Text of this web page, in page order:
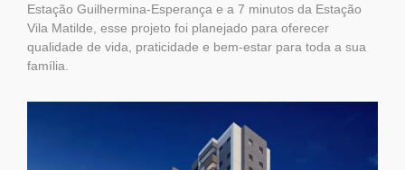
Estação Guilhermina-Esperança e a 7 minutos da Estação
Vila Matilde, esse projeto foi planejado para oferecer
qualidade de vida, praticidade e bem-estar para toda a sua
família.